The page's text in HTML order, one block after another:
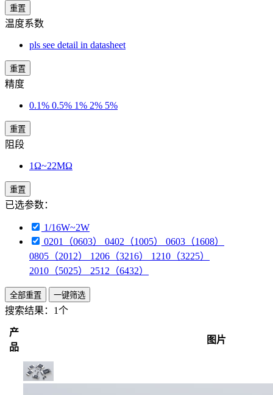
重置
温度系数
pls see detail in datasheet
重置
精度
0.1% 0.5% 1% 2% 5%
重置
阻段
1Ω~22MΩ
重置
已选参数：
1/16W~2W
0201（0603） 0402（1005） 0603（1608）
0805（2012） 1206（3216） 1210（3225）
2010（5025） 2512（6432）
全部重置 一键筛选
搜索结果： 1个
产
品
图片